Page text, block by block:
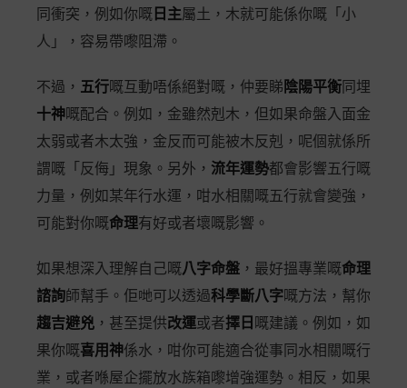
同衝突，例如你嘅 日主屬土，木就可能係你嘅「小
人」，容易帶嚟阻滯。
不過， 五行嘅互動唔係絕對嘅，仲要睇 陰陽平衡 同埋
十神嘅配合。例如，金雖然剋木，但如果命盤入面金
太弱或者木太強，金反而可能被木反剋，呢個就係所
謂嘅「反侮」現象。另外， 流年運勢都會影響五行嘅
力量，例如某年行水運，咁水相關嘅五行就會變強，
可能對你嘅命理有好或者壞嘅影響。
如果想深入理解自己嘅八字命盤 ，最好搵專業嘅命理
諮詢師幫手。佢哋可以透過科學斷八字嘅方法，幫你
趨吉避兇 ，甚至提供改運或者擇日 嘅建議。例如，如
果你嘅喜用神係水，咁你可能適合從事同水相關嘅行
業，或者喺屋企擺放水族箱嚟增強運勢。相反，如果